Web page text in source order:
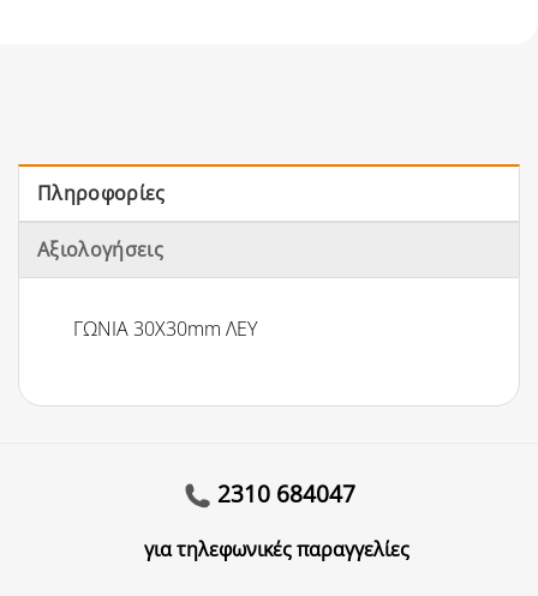
Πληροφορίες
Αξιολογήσεις
ΓΩΝΙΑ 30Χ30mm ΛΕΥ
2310 684047
για τηλεφωνικές παραγγελίες